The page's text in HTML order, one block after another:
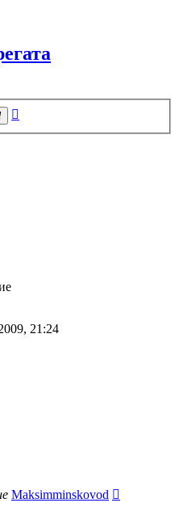
Поиск
21:24
Maksimminskovod